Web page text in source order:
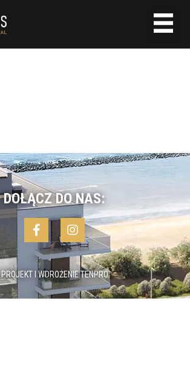
DOŁĄCZ DO NAS:
PROJEKT I WDROŻENIETENPRO